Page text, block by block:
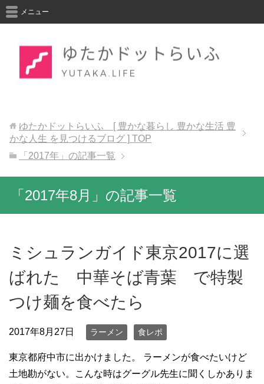
メニュー
ゆたかドットらいふ [ 豊かな暮らし 豊かな生活 豊
かな人生 を見つけるブログ ] TOP
「2017年」の記事一覧
「2017年8月」の記事一覧
ミシュランガイド東京2017に選
ばれた 中華そば青葉 で特製
つけ麺を食べたら
2017年8月27日 ラーメン 食レポ
東京都府中市に出かけました。 ラーメンが食べたいけど
土地勘がない。こんな時はグーグル先生に聞くしかありま